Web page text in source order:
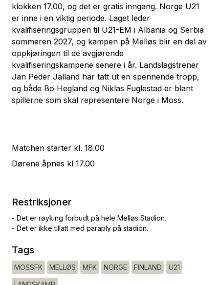
klokken 17.00, og det er gratis inngang. Norge U21
er inne i en viktig periode. Laget leder
kvalifiseringsgruppen til U21-EM i Albania og Serbia
sommeren 2027, og kampen på Melløs blir en del av
oppkjøringen til de avgjørende
kvalifiseringskampene senere i år. Landslagstrener
Jan Peder Jalland har tatt ut en spennende tropp,
og både Bo Hegland og Niklas Fuglestad er blant
spillerne som skal representere Norge i Moss.
Matchen starter kl. 18.00
Dørene åpnes kl 17.00
Restriksjoner
- Det er røyking forbudt på hele Melløs Stadion.
- Det er ikke tillatt med paraply på stadion.
Tags
MOSSFK MELLØS MFK NORGE FINLAND U21